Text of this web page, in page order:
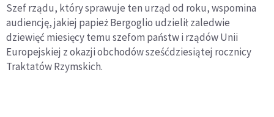
Szef rządu, który sprawuje ten urząd od roku, wspomina
audiencję, jakiej papież Bergoglio udzielił zaledwie
dziewięć miesięcy temu szefom państw i rządów Unii
Europejskiej z okazji obchodów sześćdziesiątej rocznicy
Traktatów Rzymskich.